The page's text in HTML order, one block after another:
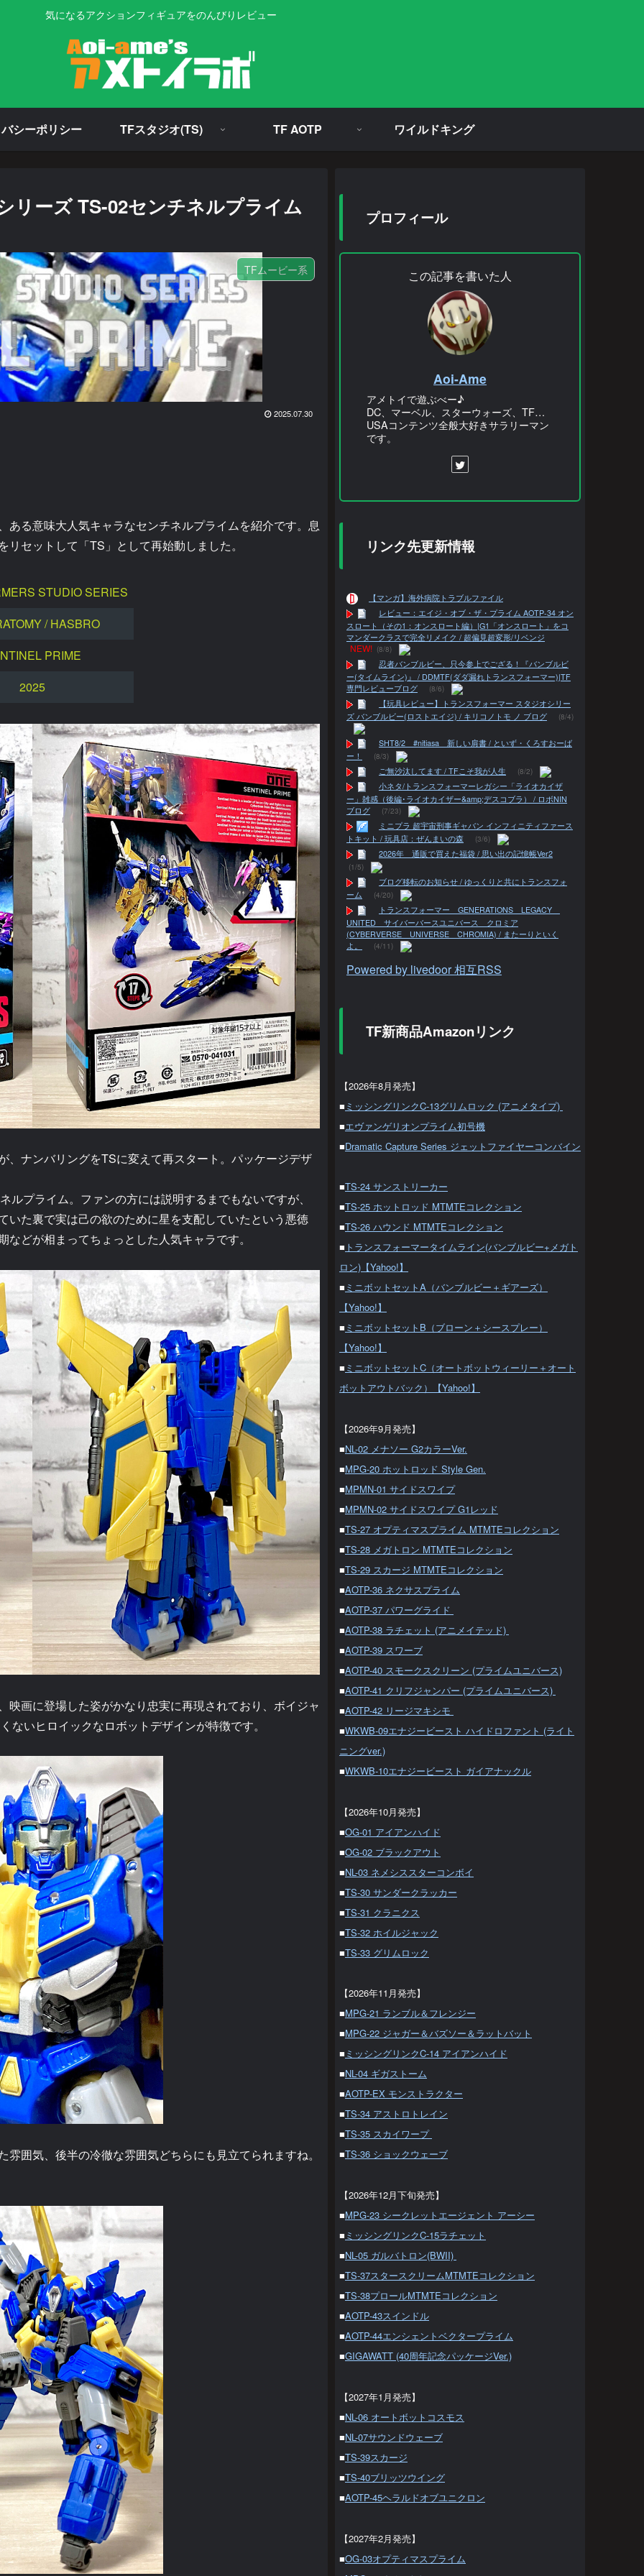
気になるアクションフィギュアをのんびりレビュー
シーポリシー TFスタジオ(TS) TF AOTP ワイルドキング
リーズ TS-02センチネルプライム
TFムービー系
2025.07.30
る意味大人気キャラなセンチネルプライムを紹介です。息
セットして「TS」として再始動しました。
STUDIO SERIES
/ HASBRO
PRIME
2025
、ナンバリングをTSに変えて再スタート。パッケージデザ
プライム。ファンの方には説明するまでもないですが、
いた裏で実は己の欲のために星を支配していたという悪徳
どが相まってちょっとした人気キャラです。
画に登場した姿がかなり忠実に再現されており、ボイジャ
いヒロイックなロボットデザインが特徴です。
囲気、後半の冷徹な雰囲気どちらにも見立てられますね。
プロフィール
この記事を書いた人
Aoi-Ame
アメトイで遊ぶべー♪
DC、マーベル、スターウォーズ、TF…
USAコンテンツ全般大好きサラリーマン
です。
リンク先更新情報
【マンガ】海外病院トラブルファイル
レビュー：エイジ・オブ・ザ・プライム AOTP-34 オン
スロート（その1：オンスロート編）|G1「オンスロート」をコ
マンダークラスで完全リメイク / 超偏見超変形/リベンジ
NEW! (8/8)
忍者バンブルビー、只今参上でござる！『バンブルビ
ー(タイムライン)』 / DDMTF(ダダ漏れトランスフォーマー)|TF
専門レビューブログ
(8/6)
【玩具レビュー】トランスフォーマー スタジオシリー
ズ バンブルビー(ロストエイジ) / キリコノトモ ノ ブログ
(8/4)
SHT8/2 #nitiasa 新しい肩書 / といず・くろすおーば
ー！
(8/3)
ご無沙汰してます / TFこそ我が人生 (8/2)
小ネタ/トランスフォーマーレガシー「ライオカイザ
ー」雑感（後編･ライオカイザー&amp;デスコブラ） / ロボNIN
ブログ
(7/23)
ミニプラ 超宇宙刑事ギャバン インフィニティファース
トキット / 玩具店：ぜんまいの森
(3/6)
2026年 通販で買えた福袋 / 思い出の記憶帳Ver2
(1/5)
ブログ移転のお知らせ / ゆっくりと共にトランスフォ
ーム
(4/20)
トランスフォーマー GENERATIONS LEGACY
UNITED サイバーバースユニバース クロミア
(CYBERVERSE UNIVERSE CHROMIA) / またーりといく
よ。
(4/11)
Powered by livedoor 相互RSS
TF新商品Amazonリンク
【2026年8月発売】
■ ミッシングリンクC-13グリムロック (アニメタイプ)
■エヴァンゲリオンプライム初号機
■Dramatic Capture Series ジェットファイヤーコンバイン
■TS-24 サンストリーカー
■TS-25 ホットロッド MTMTEコレクション
■TS-26 ハウンド MTMTEコレクション
■ トランスフォーマータイムライン(バンブルビー+メガト
ロン)【Yahoo!】
■ ミニボットセットA（バンブルビー＋ギアーズ）
【Yahoo!】
■ ミニボットセットB（ブローン＋シースプレー）
【Yahoo!】
■ ミニボットセットC（オートボットウィーリー＋オート
ボットアウトバック）【Yahoo!】
【2026年9月発売】
■NL-02 メナソー G2カラーVer.
■MPG-20 ホットロッド Style Gen.
■MPMN-01 サイドスワイプ
■MPMN-02 サイドスワイプ G1レッド
■TS-27 オプティマスプライム MTMTEコレクション
■TS-28 メガトロン MTMTEコレクション
■TS-29 スカージ MTMTEコレクション
■AOTP-36 ネクサスプライム
■AOTP-37 パワーグライド
■AOTP-38 ラチェット (アニメイテッド)
■AOTP-39 スワーブ
■AOTP-40 スモークスクリーン (プライムユニバース)
■AOTP-41 クリフジャンパー (プライムユニバース)
■AOTP-42 リージマキシモ
■WKWB-09エナジービースト ハイドロファント (ライト
ニングver.)
■WKWB-10エナジービースト ガイアナックル
【2026年10月発売】
■OG-01 アイアンハイド
■OG-02 ブラックアウト
■NL-03 ネメシススターコンボイ
■TS-30 サンダークラッカー
■TS-31 クラニクス
■TS-32 ホイルジャック
■TS-33 グリムロック
【2026年11月発売】
■MPG-21 ランブル＆フレンジー
■MPG-22 ジャガー＆バズソー＆ラットバット
■ ミッシングリンクC-14 アイアンハイド
■NL-04 ギガストーム
■AOTP-EX モンストラクター
■TS-34 アストロトレイン
■TS-35 スカイワープ
■TS-36 ショックウェーブ
【2026年12月下旬発売】
■MPG-23 シークレットエージェント アーシー
■ ミッシングリンクC-15ラチェット
■NL-05 ガルバトロン(BWII)
■TS-37スタースクリームMTMTEコレクション
■TS-38プロールMTMTEコレクション
■AOTP-43スインドル
■AOTP-44エンシェントベクタープライム
■GIGAWATT (40周年記念パッケージVer.)
【2027年1月発売】
■NL-06 オートボットコスモス
■NL-07サウンドウェーブ
■TS-39スカージ
■TS-40ブリッツウイング
■AOTP-45ヘラルドオブユニクロン
【2027年2月発売】
■OG-03オプティマスプライム